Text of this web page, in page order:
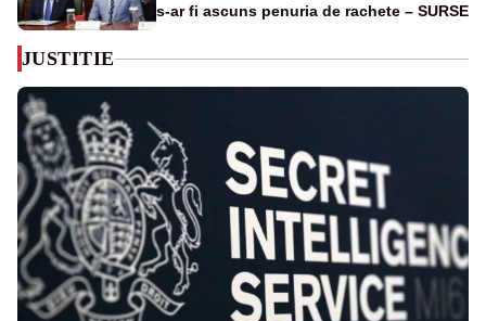
s-ar fi ascuns penuria de rachete – SURSE
JUSTITIE